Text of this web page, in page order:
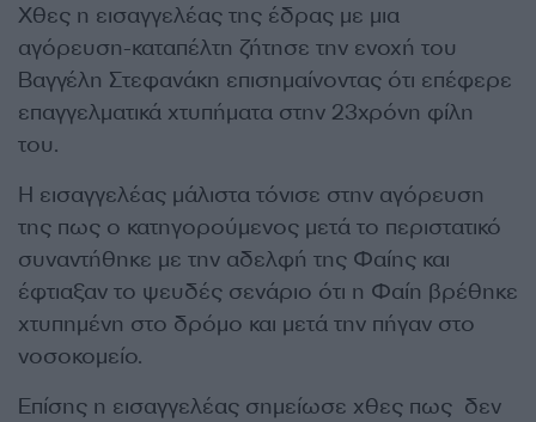
Χθες η εισαγγελέας της έδρας με μια
αγόρευση-καταπέλτη ζήτησε την ενοχή του
Βαγγέλη Στεφανάκη επισημαίνοντας ότι επέφερε
επαγγελματικά χτυπήματα στην 23χρόνη φίλη
του.
Η εισαγγελέας μάλιστα τόνισε στην αγόρευση
της πως ο κατηγορούμενος μετά το περιστατικό
συναντήθηκε με την αδελφή της Φαίης και
έφτιαξαν το ψευδές σενάριο ότι η Φαίη βρέθηκε
χτυπημένη στο δρόμο και μετά την πήγαν στο
νοσοκομείο.
Επίσης η εισαγγελέας σημείωσε χθες πως δεν